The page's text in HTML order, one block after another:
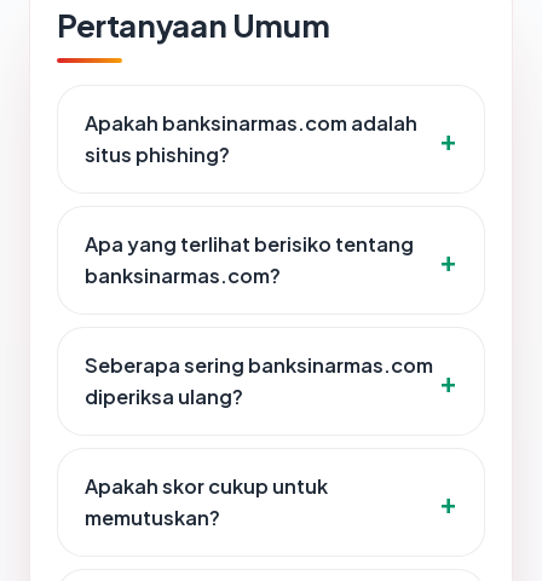
Pertanyaan Umum
Apakah banksinarmas.com adalah
situs phishing?
Apa yang terlihat berisiko tentang
banksinarmas.com?
Seberapa sering banksinarmas.com
diperiksa ulang?
Apakah skor cukup untuk
memutuskan?